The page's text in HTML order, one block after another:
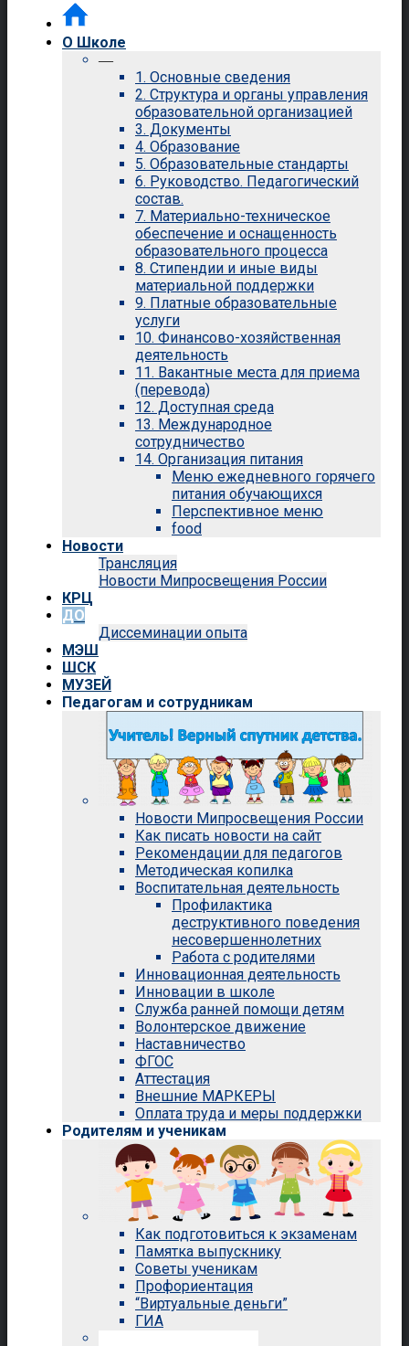
О Школе
—
1. Основные сведения
2. Структура и органы управления
образовательной организацией
3. Документы
4. Образование
5. Образовательные стандарты
6. Руководство. Педагогический
состав.
7. Материально-техническое
обеспечение и оснащенность
образовательного процесса
8. Стипендии и иные виды
материальной поддержки
9. Платные образовательные
услуги
10. Финансово-хозяйственная
деятельность
11. Вакантные места для приема
(перевода)
12. Доступная среда
13. Международное
сотрудничество
14. Организация питания
Меню ежедневного горячего
питания обучающихся
Перспективное меню
food
Новости
Трансляция
Новости Мипросвещения России
КРЦ
ДО
Диссеминации опыта
МЭШ
ШСК
МУЗЕЙ
Педагогам и сотрудникам
Новости Мипросвещения России
Как писать новости на сайт
Рекомендации для педагогов
Методическая копилка
Воспитательная деятельность
Профилактика
деструктивного поведения
несовершеннолетних
Работа с родителями
Инновационная деятельность
Инновации в школе
Служба ранней помощи детям
Волонтерское движение
Наставничество
ФГОС
Аттестация
Внешние МАРКЕРЫ
Оплата труда и меры поддержки
Родителям и ученикам
Как подготовиться к экзаменам
Памятка выпускнику
Советы ученикам
Профориентация
“Виртуальные деньги”
ГИА